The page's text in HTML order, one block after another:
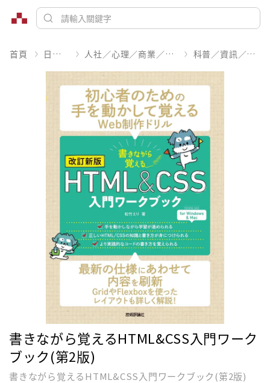
首頁 日文書 人社／心理／商業／其他 科普／資訊／工程
書きながら覚えるHTML&CSS入門ワーク
ブック(第2版)
書きながら覚えるHTML&CSS入門ワークブック(第2版)